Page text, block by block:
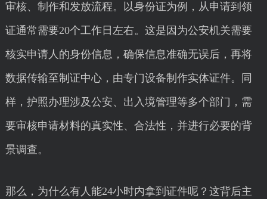
审核、制作和发放流程。以身份证为例，从申请到领
证通常需要20个工作日左右。这是因为公安机关需要
核实申请人的身份信息，确保信息准确无误后，再将
数据传输至制证中心，由专门设备制作实体证件。同
样，护照办理涉及公安、出入境管理等多个部门，需
要审核申请材料的真实性、合法性，并进行必要的背
景调查。
那么，为什么有人能24小时内拿到证件呢？这背后主